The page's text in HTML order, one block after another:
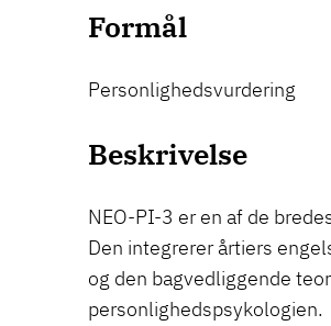
Formål
Personlighedsvurdering
Beskrivelse
NEO-PI-3 er en af de
Den integrerer årtiers
og den bagvedliggende
personlighedspsykologien.